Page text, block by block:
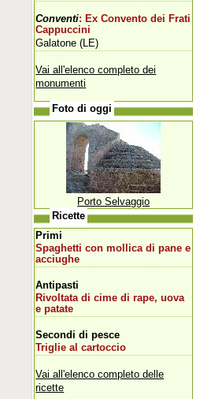
Conventi: Ex Convento dei Frati
Cappuccini
Galatone (LE)
Vai all'elenco completo dei
monumenti
Foto di oggi
Porto Selvaggio
Ricette
Primi
Spaghetti con mollica di pane e
acciughe
Antipasti
Rivoltata di cime di rape, uova
e patate
Secondi di pesce
Triglie al cartoccio
Vai all'elenco completo delle
ricette